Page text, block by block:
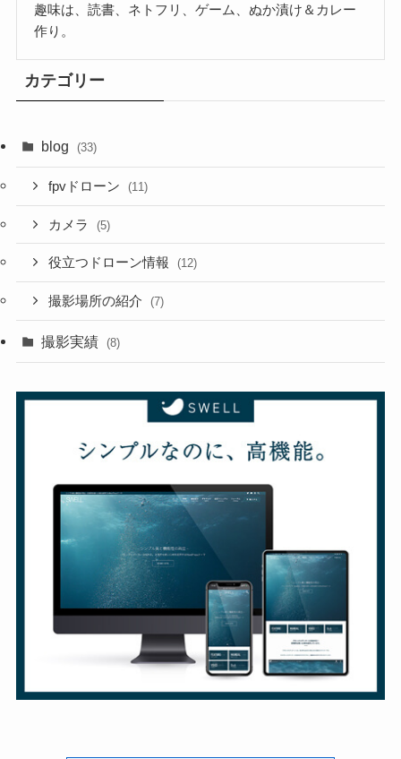
趣味は、読書、ネトフリ、ゲーム、ぬか漬け＆カレー
作り。
カテゴリー
blog (33)
fpvドローン (11)
カメラ (5)
役立つドローン情報 (12)
撮影場所の紹介 (7)
撮影実績 (8)